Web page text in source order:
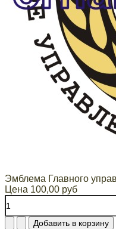
Эмблема Главного
Цена 100,00 руб